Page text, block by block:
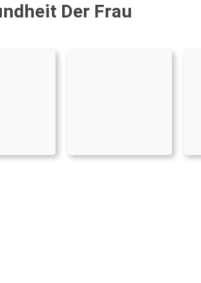
Der Frau